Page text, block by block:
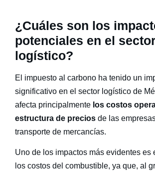
¿Cuáles son los
potenciales en el
logístico?
El impuesto al carbono ha tenido un
significativo en el sector logístico de
afecta principalmente los costos
estructura de precios de las
transporte de mercancías.
Uno de los impactos más evidentes es
los costos del combustible, ya que, al